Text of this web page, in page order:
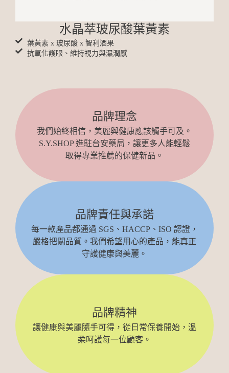
水晶萃玻尿酸葉黃素
葉黃素 x 玻尿酸 x 智利酒果
抗氧化護眼、維持視力與濕潤感
品牌理念
我們始終相信，美麗與健康應該觸手可及。
S.Y.SHOP 進駐台安藥局，讓更多人能輕鬆
取得專業推薦的保健新品。
品牌責任與承諾
每一款產品都通過 SGS、HACCP、ISO 認證，
嚴格把關品質。我們希望用心的產品，能真正
守護健康與美麗。
品牌精神
讓健康與美麗隨手可得，從日常保養開始，溫
柔呵護每一位顧客。